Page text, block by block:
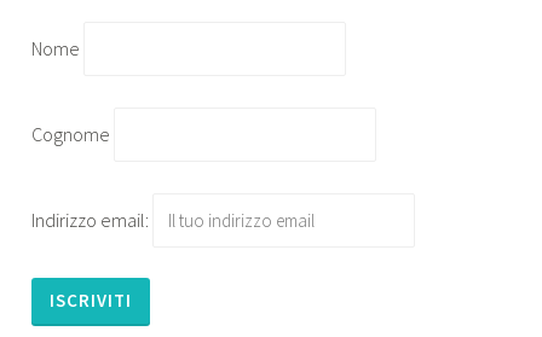
Nome
Cognome
Indirizzo email: